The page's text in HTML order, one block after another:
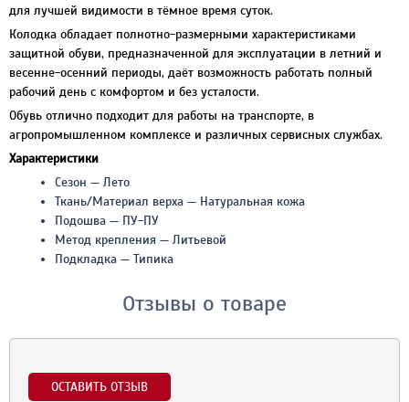
для лучшей видимости в тёмное время суток.
Колодка обладает полнотно-размерными характеристиками
защитной обуви, предназначенной для эксплуатации в летний и
весенне-осенний периоды, даёт возможность работать полный
рабочий день с комфортом и без усталости.
Обувь отлично подходит для работы на транспорте, в
агропромышленном комплексе и различных сервисных службах.
Характеристики
Сезон — Лето
Ткань/Материал верха — Натуральная кожа
Подошва — ПУ-ПУ
Метод крепления — Литьевой
Подкладка — Типика
Отзывы о товаре
ОСТАВИТЬ ОТЗЫВ